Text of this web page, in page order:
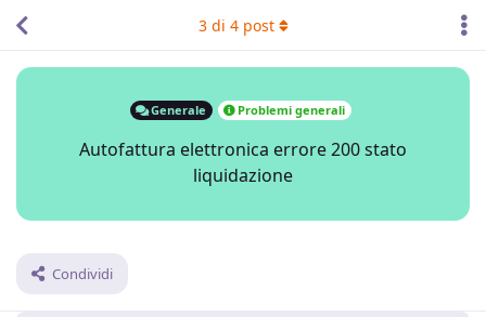
Generale Problemi generali
Autofattura elettronica errore 200 stato
liquidazione
Condividi
3di 4post